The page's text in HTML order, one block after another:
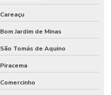
Careaçu
Bom Jardim de Minas
São Tomás de Aquino
Piracema
Comercinho